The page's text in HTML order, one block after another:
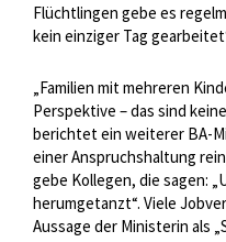
Flüchtlingen gebe es
kein einziger Tag
„Familien mit mehreren
Perspektive – das sind
berichtet ein weiterer BA-
einer Anspruchshaltung
gebe Kollegen, die sagen:
herumgetanzt“. Viele
Aussage der Ministerin als